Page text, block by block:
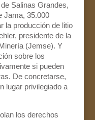
Salinas Grandes,
Jama, 35.000
la producción de litio
presidente de la
(Jemse). Y
sobre los
si pueden
De concretarse,
lugar privilegiado a
los derechos